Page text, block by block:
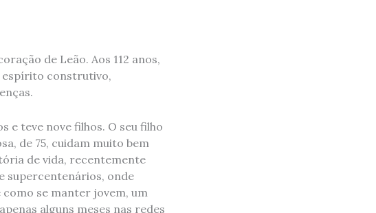
de Leão. Aos 112 anos,
espírito construtivo,
e teve nove filhos. O seu filho
de 75, cuidam muito bem
de vida, recentemente
supercentenários, onde
como se manter jovem, um
alguns meses nas redes